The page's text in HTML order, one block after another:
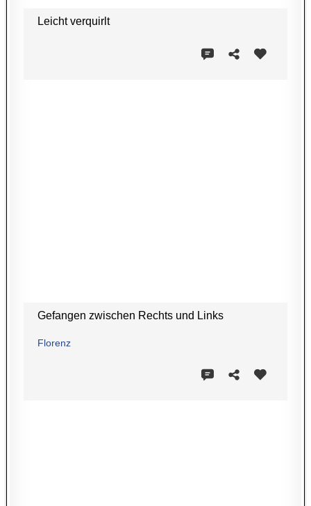
Leicht verquirlt
Gefangen zwischen Rechts und Links
Florenz